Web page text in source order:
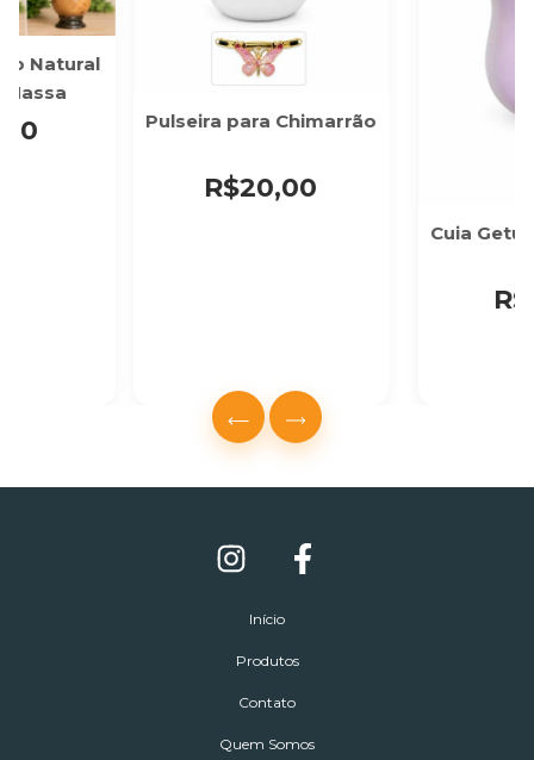
Natural
Pulseira para Chimarrão
R$20,00
Cuia
Início
Produtos
Contato
Quem Somos